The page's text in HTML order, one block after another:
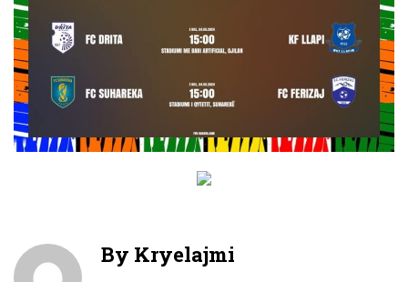
By Kryelajmi